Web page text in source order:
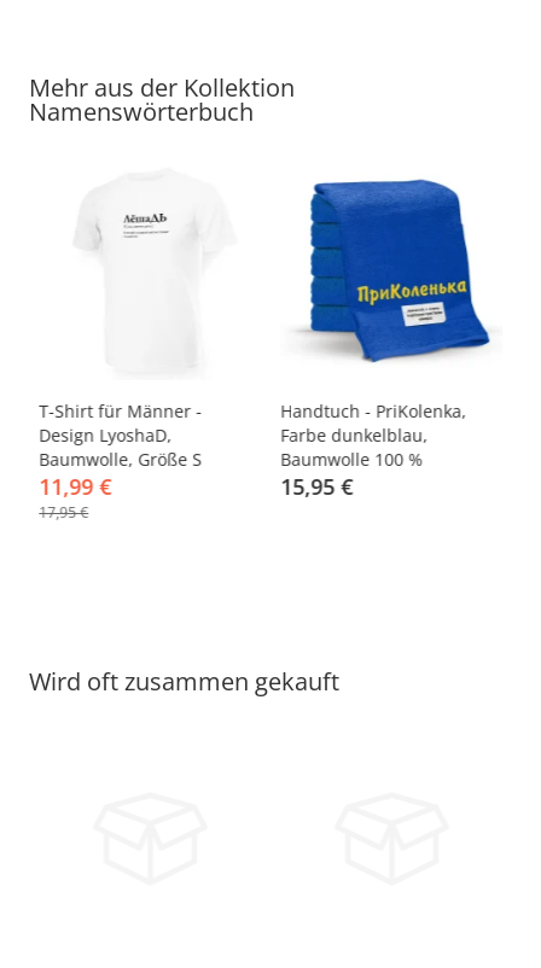
Mehr aus der Kollektion
Namenswörterbuch
-33%
T-Shirt für Männer -
Design LyoshaD,
Baumwolle, Größe S
11,99 €
17,95 €
Handtuch - PriKolenka,
Farbe dunkelblau,
Baumwolle 100 %
15,95 €
Wird oft zusammen gekauft